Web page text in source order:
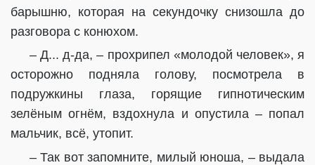
барышню, которая на секундочку снизошла до
разговора с конюхом.
– Д... д-да, – прохрипел «молодой человек», я
осторожно подняла голову, посмотрела в
подружкины глаза, горящие гипнотическим
зелёным огнём, вздохнула и опустила – попал
мальчик, всё, утопит.
– Так вот запомните, милый юноша, – выдала